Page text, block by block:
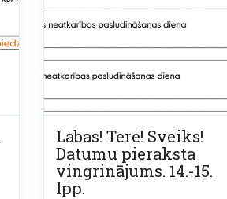
Labas! Tere! Sveiks!
Datumu pieraksta
vingrinājums. 14.-15.
lpp.